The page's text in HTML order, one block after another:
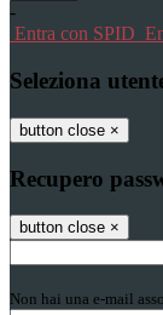
-
Entra con SPID
Seleziona
button close ×
Recupero
button close ×
Non hai una e-mail